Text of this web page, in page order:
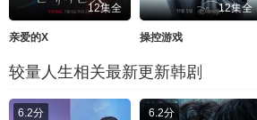
12集全
亲爱的X
12集全
操控游戏
较量人生相关最新更新韩剧
6.2分 6.2分